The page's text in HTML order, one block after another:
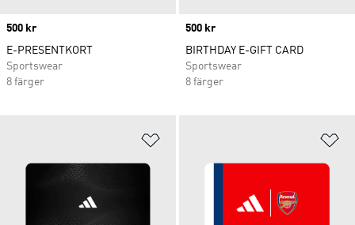
Price
500 kr
E-PRESENTKORT
Sportswear
8 färger
Price
500 kr
BIRTHDAY E-GIFT CARD
Sportswear
8 färger